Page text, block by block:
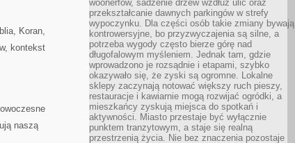
Koran,
kontekst
naszą
woonerfów, sadzenie drzew wzdłuż ulic oraz
przekształcanie dawnych parkingów w strefy
wypoczynku. Dla części osób takie zmiany bywają
kontrowersyjne, bo przyzwyczajenia są silne, a
potrzeba wygody często bierze górę nad
długofalowym myśleniem. Jednak tam, gdzie
wprowadzono je rozsądnie i etapami, szybko
okazywało się, że zyski są ogromne. Lokalne
sklepy zaczynają notować większy ruch pieszy,
restauracje i kawiarnie mogą rozwijać ogródki, a
mieszkańcy zyskują miejsca do spotkań i
aktywności. Miasto przestaje być wyłącznie
punktem tranzytowym, a staje się realną
przestrzenią życia. Nie bez znaczenia pozostaje